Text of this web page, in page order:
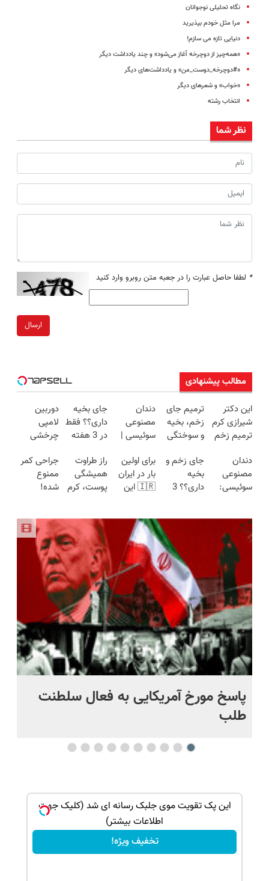
نگاه تحلیلی نوجوانان
مرا مثل خودم بپذیرید
دنیایی تازه می ‌سازم!
«همه‌چیز از دوچرخه آغاز می‌شود» و چند یادداشت دیگر
«#دوچرخه_دوست_من» و یادداشت‌های دیگر
«خواب» و شعرهای دیگر
انتخاب رشته
نظر شما
* لطفا حاصل عبارت را در جعبه متن روبرو وارد کنید
ارسال
مطالب پیشنهادی
این دکتر
شیرازی کرم
ترمیم زخم
ساخت!!!
ترمیم جای
زخم، بخیه
و سوختگی
هفته!!😍
دندان
مصنوعی
سوئیسی |
مقاوم،
طبیعی!
ویزیت
اقساطی😍
جای بخیه
داری؟؟ فقط
در 3 هفته
کن!😍
دوربین
لامپی
چرخشی
فقط امروز
حراج شد🔥
پرداخت
دندان
مصنوعی
سوئیسی:
اروپا، سبک
و مقاوم |
پرداخت
قسطی
جای زخم و
بخیه
داری؟؟ 3
برای اولین
بار در ایران
🇮🇷 این
23 روزه
ساخت!
راز طراوت
همیشگی
پوست، کرم
45%تخفیف
جراحی کمر
ممنوع
شده!
منزل درمان
کنی؟
((پرسش‌نامه))
پاسخ مورخ آمریکایی به فعال سلطنت
طلب
این پک تقویت موی جلبک رسانه ای شد (کلیک جهت
اطلاعات بیشتر)
تخفیف ویژه!